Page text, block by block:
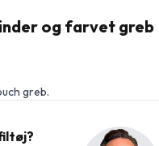
og farvet greb
greb.